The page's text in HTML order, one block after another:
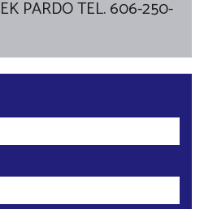
PARDO TEL. 606-250-